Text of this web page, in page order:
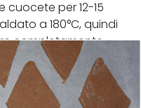
per 12-15
a 180°C, quindi
completamente.